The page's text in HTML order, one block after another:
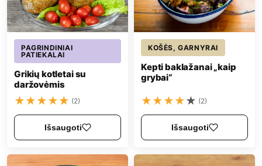
PAGRINDINIAI
PATIEKALAI
Grikių kotletai su
daržovėmis
★★★★★ (2)
Išsaugoti
KOŠĖS, GARNYRAI
Kepti baklažanai „kaip
grybai“
★★★★★ (2)
Išsaugoti